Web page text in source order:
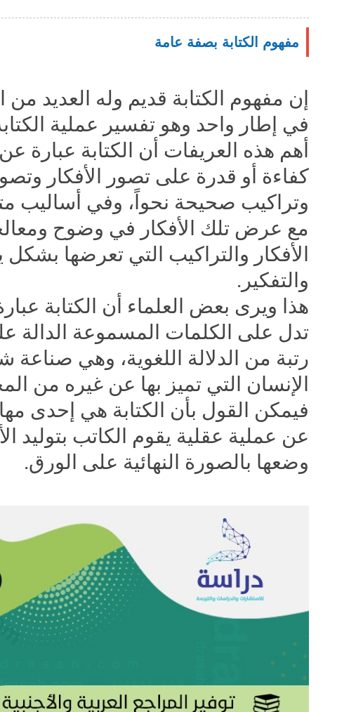
مفهوم الكتابة بصفة عامة
إن مفهوم الكتابة قديم وله العديد من
في إطار واحد وهو تفسير عملية
أهم هذه العريفات أن الكتابة عبارة
كفاءة أو قدرة على تصور الأفكار
وتراكيب صحيحة نحواً، وفي أساليب
مع عرض تلك الأفكار في وضوح
الأفكار والتراكيب التي تعرضها
والتفكير.
هذا ويرى بعض العلماء أن الكتابة
تدل على الكلمات المسموعة الدالة
رتبة من الدلالة اللغوية، وهي
الإنسان التي تميز بها عن غيره من
فيمكن القول بأن الكتابة هي إحدى
عن عملية عقلية يقوم الكاتب بتوليد
وضعها بالصورة النهائية على الورق.